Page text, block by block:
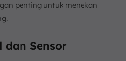
penting untuk menekan
dan Sensor